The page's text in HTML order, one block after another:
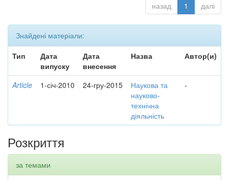
назад 1 далі
Знайдені матеріали:
Тип
Дата
випуску
Дата
внесення
Назва Автор(и)
Article 1-січ-2010 24-гру-2015
Наукова та
науково-
технічна
діяльність
-
Розкриття
за темами